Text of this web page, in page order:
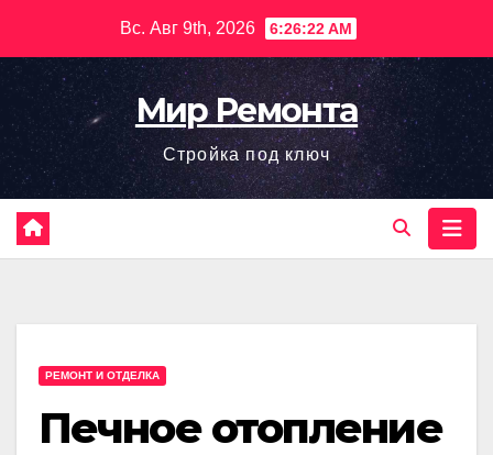
содержимому
Вс. Авг 9th, 2026 6:26:23 AM
Мир Ремонта
Стройка под ключ
РЕМОНТ И ОТДЕЛКА
Печное отопление